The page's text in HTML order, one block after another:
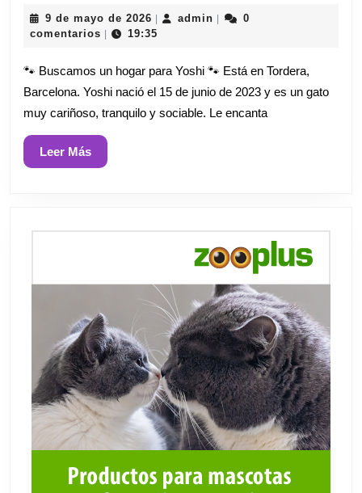
9 de mayo de 2026 9
de
2026
| admin admin
|
0
comentarios | 19:35
🐾 Buscamos un hogar para Yoshi 🐾 Está en Tordera,
Barcelona. Yoshi nació el 15 de junio de 2023 y es un gato
muy cariñoso, tranquilo y sociable. Le encanta
Leer MásLeer
Más